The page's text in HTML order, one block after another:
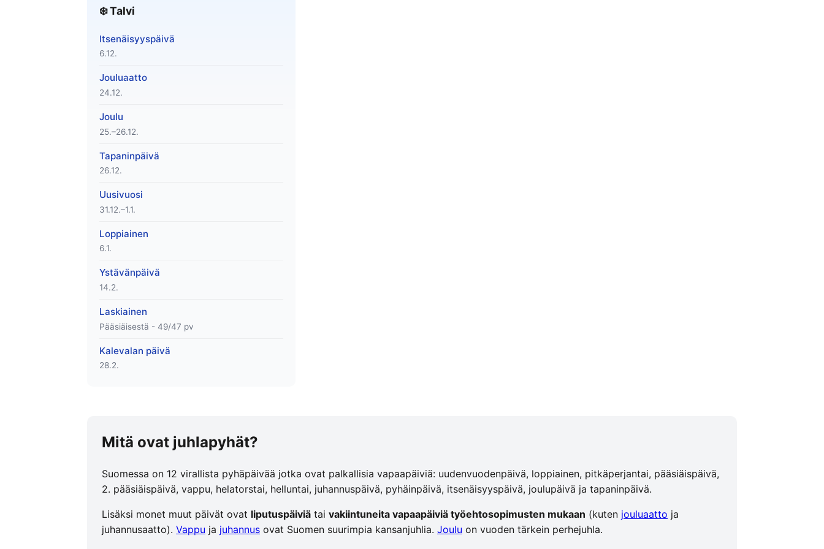
❄️ Talvi
Itsenäisyyspäivä
6.12.
Jouluaatto
24.12.
Joulu
25.–26.12.
Tapaninpäivä
26.12.
Uusivuosi
31.12.–1.1.
Loppiainen
6.1.
Ystävänpäivä
14.2.
Laskiainen
Pääsiäisestä - 49/47 pv
Kalevalan päivä
28.2.
Mitä ovat juhlapyhät?
Suomessa on 12 virallista pyhäpäivää jotka ovat palkallisia vapaapäiviä: uudenvuodenpäivä, loppiainen, pitkäperjantai, pääsiäispäivä,
2. pääsiäispäivä, vappu, helatorstai, helluntai, juhannuspäivä, pyhäinpäivä, itsenäisyyspäivä, joulupäivä ja tapaninpäivä.
Lisäksi monet muut päivät ovat liputuspäiviä tai vakiintuneita vapaapäiviä työehtosopimusten mukaan (kuten jouluaatto ja
juhannusaatto). Vappu ja juhannus ovat Suomen suurimpia kansanjuhlia. Joulu on vuoden tärkein perhejuhla.